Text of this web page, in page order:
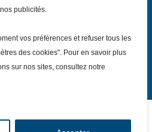
publicités.
vos préférences et refuser tous les
des cookies". Pour en savoir plus
sur nos sites, consultez notre
à notre Newsletter
Je m’inscris
@ 2026Mentions légales|